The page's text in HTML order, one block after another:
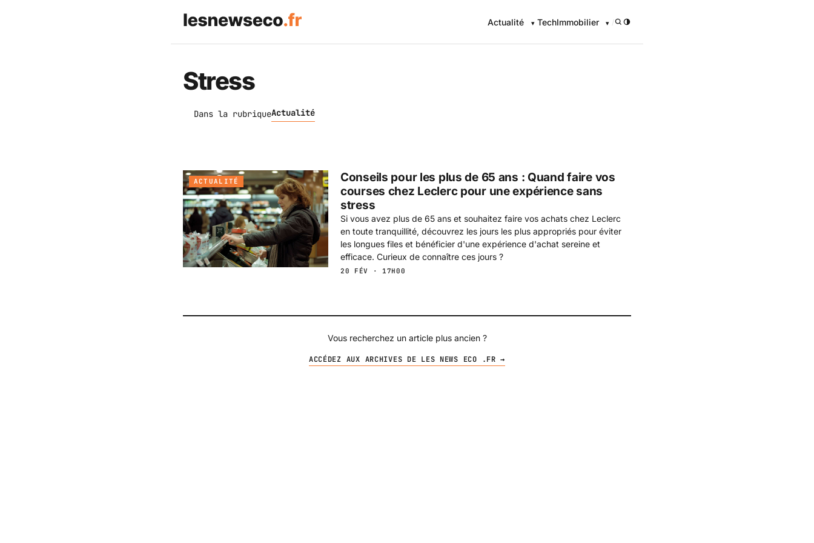
Actualité TechImmobilier /
Stress
Dans la rubriqueActualité
ACTUALITÉ
Conseils pour les plus de 65 ans : Quand faire vos
courses chez Leclerc pour une expérience sans
stress
Si vous avez plus de 65 ans et souhaitez faire vos achats chez Leclerc
en toute tranquillité, découvrez les jours les plus appropriés pour éviter
les longues files et bénéficier d'une expérience d'achat sereine et
efficace. Curieux de connaître ces jours ?
20 FÉV · 17H00
Vous recherchez un article plus ancien ?
ACCÉDEZ AUX ARCHIVES DE LES NEWS ECO .FR →